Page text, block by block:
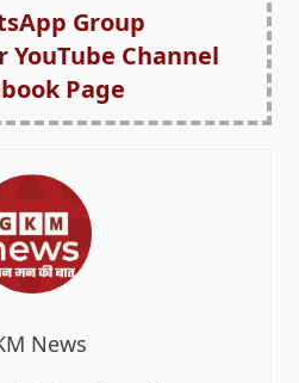
Group
YouTube Channel
Page
News